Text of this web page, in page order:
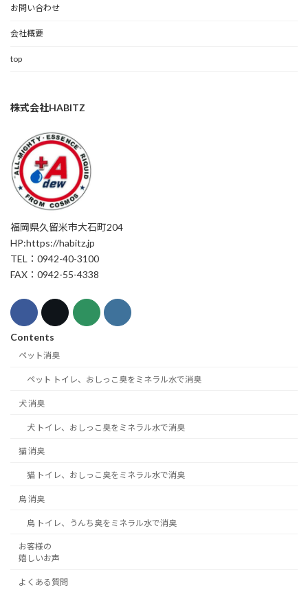
お問い合わせ
会社概要
top
株式会社HABITZ
福岡県久留米市大石町204
HP:https://habitz.jp
TEL：0942-40-3100
FAX：0942-55-4338
Contents
ペット消臭
ペット トイレ、おしっこ臭をミネラル水で消臭
犬 消臭
犬 トイレ、おしっこ臭をミネラル水で消臭
猫 消臭
猫 トイレ、おしっこ臭をミネラル水で消臭
鳥 消臭
鳥 トイレ、うんち臭をミネラル水で消臭
お客様の
嬉しいお声
よくある質問